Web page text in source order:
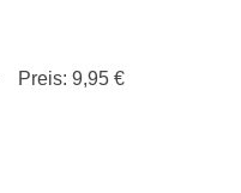
Preis: 9,95 €